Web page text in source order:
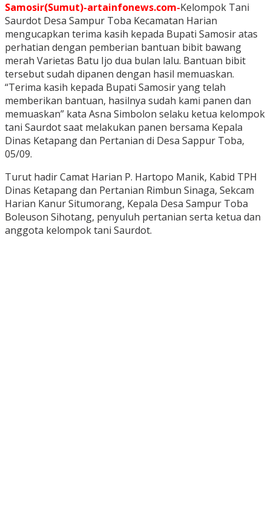
Samosir(Sumut)-artainfonews.com-Kelompok Tani
Saurdot Desa Sampur Toba Kecamatan Harian
mengucapkan terima kasih kepada Bupati Samosir atas
perhatian dengan pemberian bantuan bibit bawang
merah Varietas Batu Ijo dua bulan lalu. Bantuan bibit
tersebut sudah dipanen dengan hasil memuaskan.
“Terima kasih kepada Bupati Samosir yang telah
memberikan bantuan, hasilnya sudah kami panen dan
memuaskan” kata Asna Simbolon selaku ketua kelompok
tani Saurdot saat melakukan panen bersama Kepala
Dinas Ketapang dan Pertanian di Desa Sappur Toba,
05/09.
Turut hadir Camat Harian P. Hartopo Manik, Kabid TPH
Dinas Ketapang dan Pertanian Rimbun Sinaga, Sekcam
Harian Kanur Situmorang, Kepala Desa Sampur Toba
Boleuson Sihotang, penyuluh pertanian serta ketua dan
anggota kelompok tani Saurdot.